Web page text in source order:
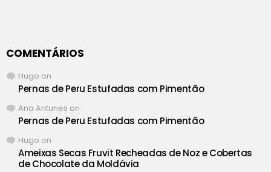
COMENTÁRIOS
Hugo on
Pernas de Peru Estufadas com Pimentão
Ana Antunes on
Pernas de Peru Estufadas com Pimentão
Hugo on
Ameixas Secas Fruvit Recheadas de Noz e Cobertas
de Chocolate da Moldávia